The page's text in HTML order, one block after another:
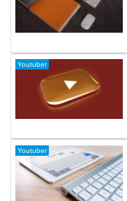
Youtuber
Youtuber